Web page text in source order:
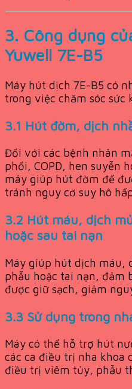
3. Công dụng
Yuwell 7E-B5
Máy hút dịch 7E-B5 có
trong việc chăm sóc sức
3.1 Hút đờm, dịch
Đối với các bệnh nhân
phổi, COPD, hen suyễn
máy giúp hút đờm để
tránh nguy cơ suy hô
3.2 Hút máu, dịch
hoặc sau tai nạn
Máy giúp hút dịch máu,
phẫu hoặc tai nạn, đảm
được giữ sạch, giảm
3.3 Sử dụng trong
Máy có thể hỗ trợ hút
các ca điều trị nha khoa
điều trị viêm tủy, phẫu